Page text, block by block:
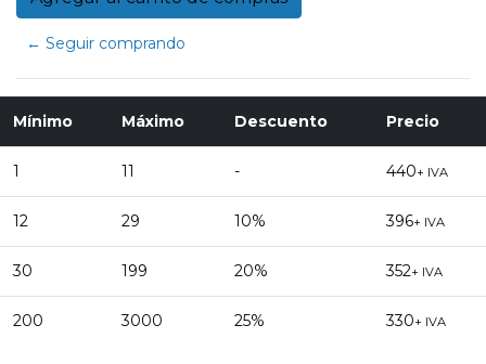
← Seguir comprando
Mínimo Máximo Descuento Precio
1 11 - 440+ IVA
12 29 10% 396+ IVA
30 199 20% 352+ IVA
200 3000 25% 330+ IVA